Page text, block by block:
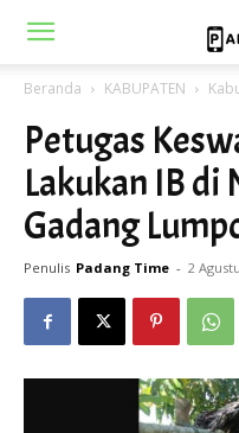
Beranda KABUPATEN
Petugas
Lakukan IB di
Gadang
Penulis Padang Time - 2